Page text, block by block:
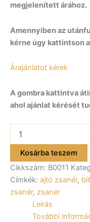
megjelenített árához.
Amennyiben az
kérne úgy kattintson
Árajánlatot kérek
A gombra kattintva
ahol ajánlat kérését
B0011
mennyiség
Kosárba teszem
Cikkszám: B0011
Címkék: ajtó zsanér,
zsanér, zsanér
Leírás
További